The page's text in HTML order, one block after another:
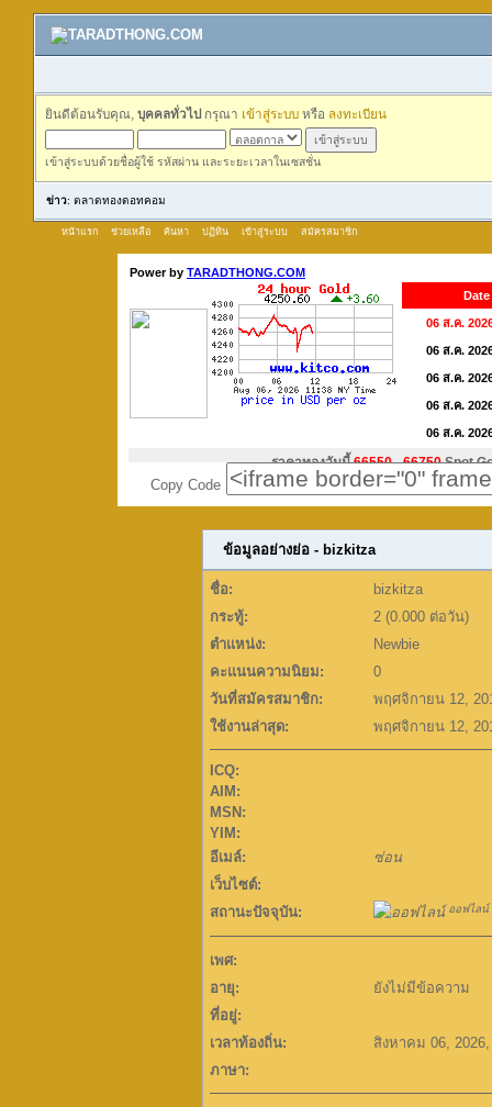
ยินดีต้อนรับคุณ, บุคคลทั่วไป กรุณา เข้าสู่ระบบ หรือ ลงทะเบียน
เข้าสู่ระบบด้วยชื่อผู้ใช้ รหัสผ่าน และระยะเวลาในเซสชั่น
ข่าว: ตลาดทองดอทคอม
หน้าแรก ช่วยเหลือ ค้นหา ปฏิทิน เข้าสู่ระบบ สมัครสมาชิก
Copy Code
ข้อมูลอย่างย่อ - bizkitza
ชื่อ:
bizkitza
กระทู้:
2 (0.000 ต่อวัน)
ตำแหน่ง:
Newbie
คะแนนความนิยม:
0
วันที่สมัครสมาชิก:
พฤศจิกายน 12,
ใช้งานล่าสุด:
พฤศจิกายน 12,
ICQ:
AIM:
MSN:
YIM:
อีเมล์:
ซ่อน
เว็บไซต์:
สถานะปัจจุบัน:
ออฟไลน์
เพศ:
อายุ:
ยังไม่มีข้อความ
ที่อยู่:
เวลาท้องถิ่น:
สิงหาคม 06,
ภาษา: